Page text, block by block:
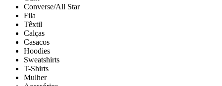
Converse/All Star
Fila
Têxtil
Calças
Casacos
Hoodies
Sweatshirts
T-Shirts
Mulher